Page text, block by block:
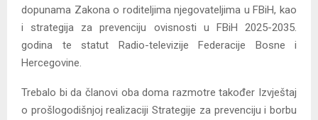
dopunama Zakona o roditeljima njegovateljima u FBiH, kao
i strategija za prevenciju ovisnosti u FBiH 2025-2035.
godina te statut Radio-televizije Federacije Bosne i
Hercegovine.
Trebalo bi da članovi oba doma razmotre također Izvještaj
o prošlogodišnjoj realizaciji Strategije za prevenciju i borbu